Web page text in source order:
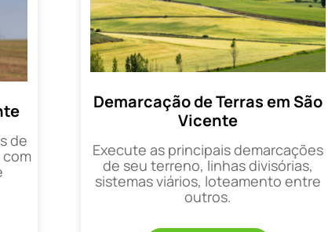
de
com
Demarcação de Terras em São
Vicente
Execute as principais demarcações
de seu terreno, linhas divisórias,
sistemas viários, loteamento entre
outros.